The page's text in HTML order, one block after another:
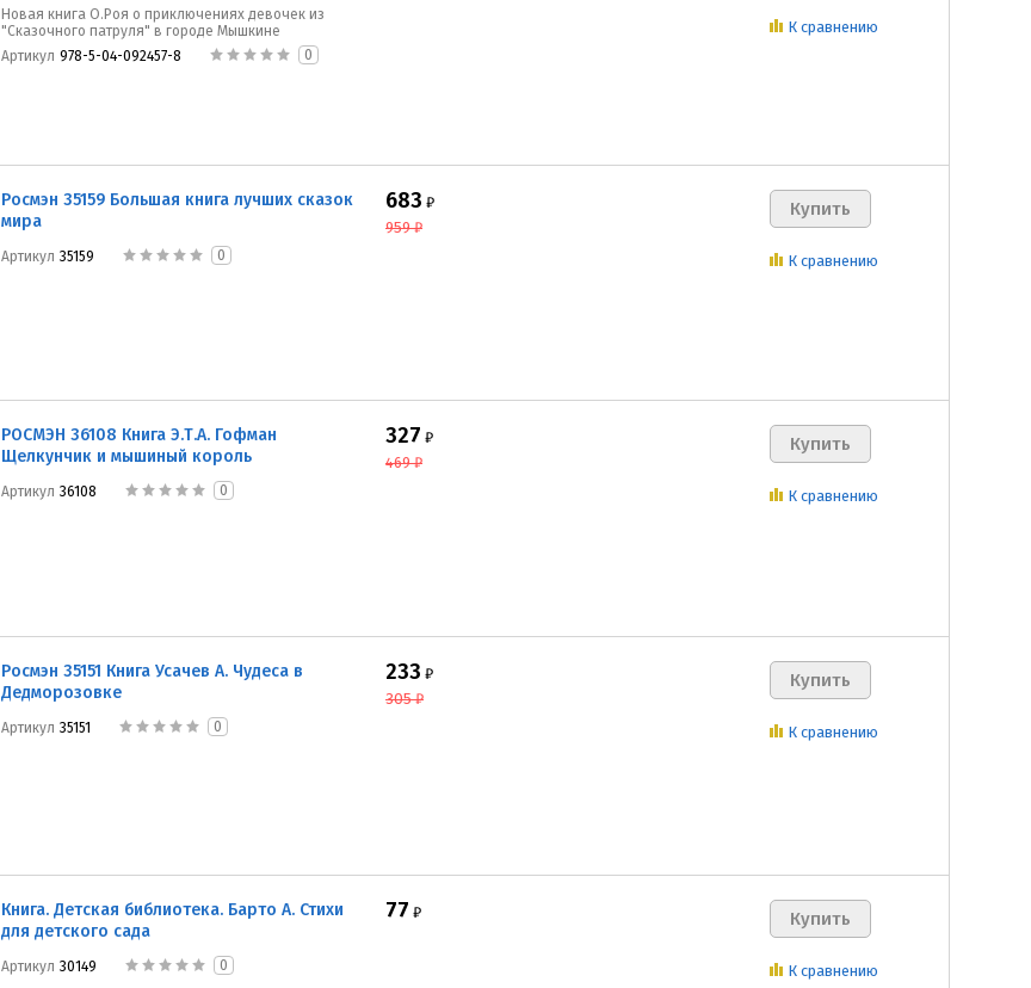
Новая книга О.Роя о приключениях девочек из
"Сказочного патруля" в городе Мышкине
Артикул 978-5-04-092457-8 0
К сравнению
Росмэн 35159 Большая книга лучших сказок
мира
Артикул 35159 0
683 ₽
959 ₽
К сравнению
РОСМЭН 36108 Книга Э.Т.А. Гофман
Щелкунчик и мышиный король
Артикул 36108 0
327 ₽
469 ₽
К сравнению
Росмэн 35151 Книга Усачев А. Чудеса в
Дедморозовке
Артикул 35151 0
233 ₽
305 ₽
К сравнению
Книга. Детская библиотека. Барто А. Стихи
для детского сада
Артикул 30149 0
77 ₽
К сравнению